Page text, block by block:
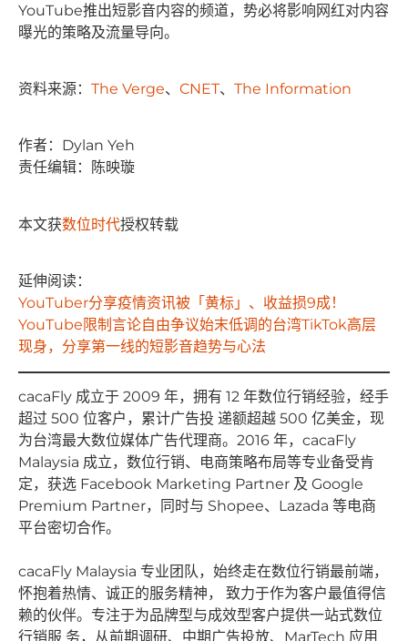
YouTube推出短影音内容的频道，势必将影响网红对内容
曝光的策略及流量导向。
资料来源： The Verge、 CNET、 The Information
作者：Dylan Yeh
责任编辑：陈映璇
本文获数位时代授权转载
延伸阅读：
YouTuber分享疫情资讯被「黄标」、收益损9成！
YouTube限制言论自由争议始末低调的台湾TikTok高层
现身，分享第一线的短影音趋势与心法
cacaFly 成⽴于 2009 年，拥有 12 年数位⾏销经验，经⼿
超过 500 位客户，累计⼴告投 递额超越 500 亿美⾦，现
为台湾最⼤数位媒体⼴告代理商。2016 年，cacaFly
Malaysia 成⽴，数位⾏销、电商策略布局等专业备受肯
定，获选 Facebook Marketing Partner 及 Google
Premium Partner，同时与 Shopee、Lazada 等电商
平台密切合作。
cacaFly Malaysia 专业团队，始终⾛在数位⾏销最前端，
怀抱着热情、诚正的服务精神， 致⼒于作为客户最值得信
赖的伙伴。专注于为品牌型与成效型客户提供⼀站式数位
⾏销服 务，从前期调研、中期⼴告投放、MarTech 应⽤